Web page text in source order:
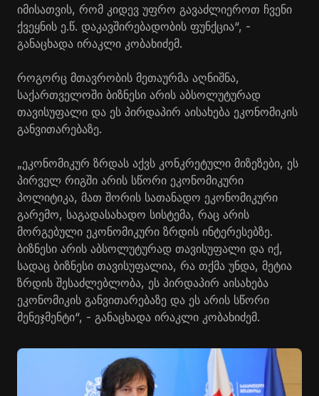
იმისათვის, რომ კიდევ უფრო გავაძლიეროთ ჩვენი
ქვეყნის ე.წ. დაკავშირებადობის ფუნქცია“, -
განაცხადა ირაკლი კობახიძემ.
როგორც მთავრობის მეთაურმა აღნიშნა,
საქართველოში ბიზნესი არის აბსოლუტურად
თავისუფალი და ეს პირდაპირ აისახება ეკონომიკის
განვითარებაზე.
„ეკონომიკურ ზრდას აქვს კონკრეტული მიზეზები, ეს
პირველ რიგში არის სწორი ეკონომიკური
პოლიტიკა, მათ შორის სათანადო ეკონომიკური
გარემო, საგადასახადო სისტემა, რაც არის
მორგებული ეკონომიკური ზრდის ინტერესებზე.
ბიზნესი არის აბსოლუტურად თავისუფალი და იქ,
სადაც ბიზნესი თავისუფალია, რა თქმა უნდა, მეტია
ზრდის შესაძლებლობა, ეს პირდაპირ აისახება
ეკონომიკის განვითარებაზე და ეს არის სწორი
მენეჯმენტი“, - განაცხადა ირაკლი კობახიძემ.